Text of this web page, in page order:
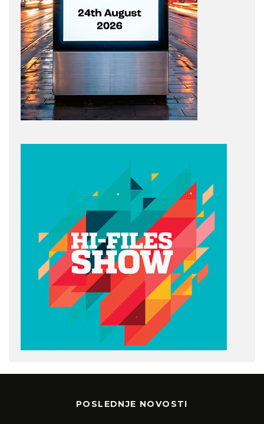
POSLEDNJE NOVOSTI